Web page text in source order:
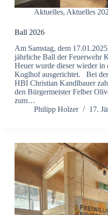
Aktuelles, Aktuelles
Ball 2026
Am Samstag, dem
jährliche Ball der Feuerwehr
Heuer wurde dieser wieder in
Koglhof ausgerichtet. Bei
HBI Christian Kandlbauer
den Bürgermeister Felber
zum…
Philipp Holzer
17.